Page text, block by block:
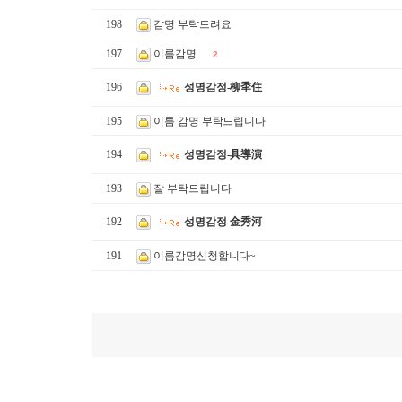
198 감명 부탁드려요
197 이름감명 2
196 성명감정-柳秊住
195 이름 감명 부탁드립니다
194 성명감정-具導演
193 잘 부탁드립니다
192 성명감정-金秀河
191 이름감명신청합니다~